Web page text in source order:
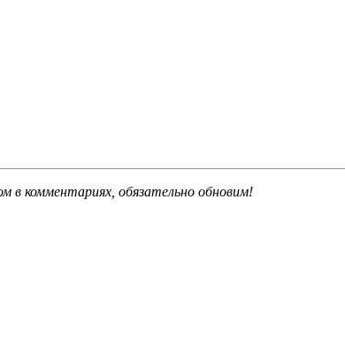
в комментариях, обязательно обновим!